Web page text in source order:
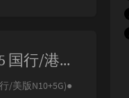
【极光ROM】-【三星NOTE10/NOTE10+/5G N97XX-855 国行/港行/美版】-【V21.0 Android-S-VD2】
/美版N10+5G)●